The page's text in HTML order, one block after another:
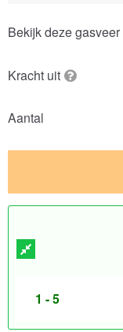
Bekijk deze gasveer
Kracht uit
Aantal
1 - 5